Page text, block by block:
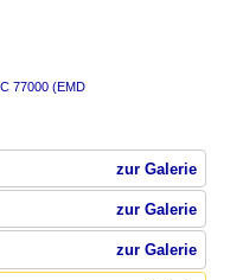
77000 (EMD
zur Galerie
zur Galerie
zur Galerie